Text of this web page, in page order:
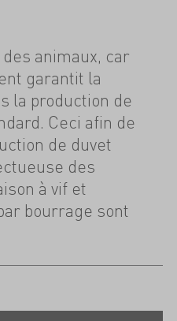
animaux, car
garantit la
la production de
Ceci afin de
de duvet
des
à vif et
bourrage sont